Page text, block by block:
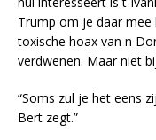
Trump om je daar mee
toxische hoax van n
verdwenen. Maar niet
“Soms zul je het eens
Bert zegt.”